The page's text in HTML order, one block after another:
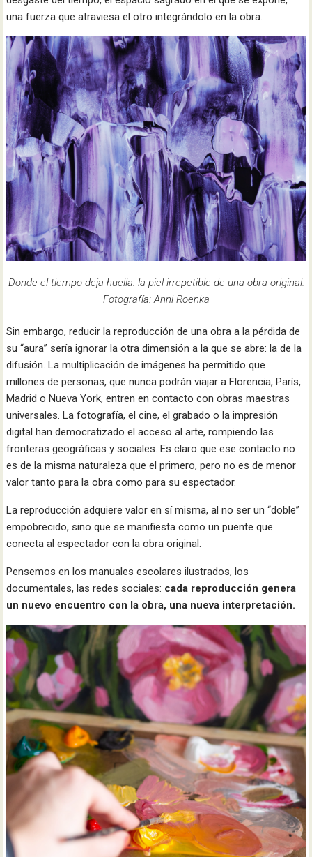
una fuerza que atraviesa el otro integrándolo en la obra.
Donde el tiempo deja huella: la piel irrepetible de una obra original.
Fotografía: Anni Roenka
Sin embargo, reducir la reproducción de una obra a la pérdida de
su “aura” sería ignorar la otra dimensión a la que se abre: la de la
difusión. La multiplicación de imágenes ha permitido que
millones de personas, que nunca podrán viajar a Florencia, París,
Madrid o Nueva York, entren en contacto con obras maestras
universales. La fotografía, el cine, el grabado o la impresión
digital han democratizado el acceso al arte, rompiendo las
fronteras geográficas y sociales. Es claro que ese contacto no
es de la misma naturaleza que el primero, pero no es de menor
valor tanto para la obra como para su espectador.
La reproducción adquiere valor en sí misma, al no ser un “doble”
empobrecido, sino que se manifiesta como un puente que
conecta al espectador con la obra original.
Pensemos en los manuales escolares ilustrados, los
documentales, las redes sociales: cada reproducción genera
un nuevo encuentro con la obra, una nueva interpretación.